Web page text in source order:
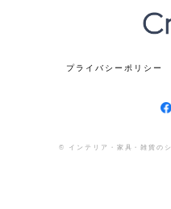
プライバシーポリシー
© インテリア・家具・雑貨